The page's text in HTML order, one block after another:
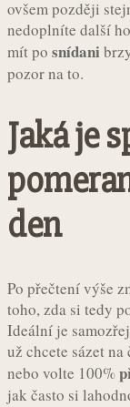
ovšem později
nedoplníte další
mít po snídani
pozor na to.
Jaká je
den
Po přečtení výše
toho, zda si tedy
Ideální je
už chcete sázet
nebo volte 100%
jak často si